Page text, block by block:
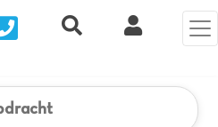
Nous contacterRecherche rapide
Mijn Clix